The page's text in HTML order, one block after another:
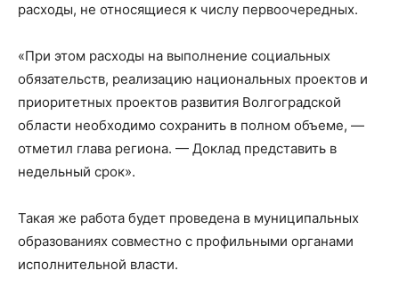
расходы, не относящиеся к числу первоочередных.
«При этом расходы на выполнение социальных
обязательств, реализацию национальных проектов и
приоритетных проектов развития Волгоградской
области необходимо сохранить в полном объеме, —
отметил глава региона. — Доклад представить в
недельный срок».
Такая же работа будет проведена в муниципальных
образованиях совместно с профильными органами
исполнительной власти.